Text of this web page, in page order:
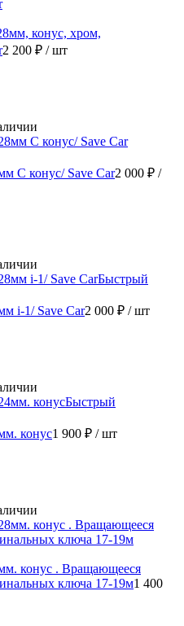
конус, хром,
2 200 ₽ / шт
C конус/ Save Car2 000 ₽ /
Быстрый
i-1/ Save Car2 000 ₽ / шт
Быстрый
конус1 900 ₽ / шт
конус . Вращающееся
ключа 17-19м1 400